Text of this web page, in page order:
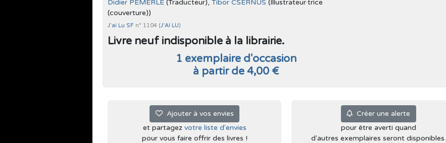
Didier PEMERLE (Traducteur), Tibor CSERNUS (Illustrateur·trice
(couverture))
J'ai Lu SF n° 1104 (J'AI LU)
Livre neuf indisponible à la librairie.
1 exemplaire d'occasion
à partir de 4,00 €
Ajouter à vos envies
et partagez votre liste d'envies
pour vous faire offrir des livres !
Créer une alerte
pour être averti quand
d'autres exemplaires seront disponibles.